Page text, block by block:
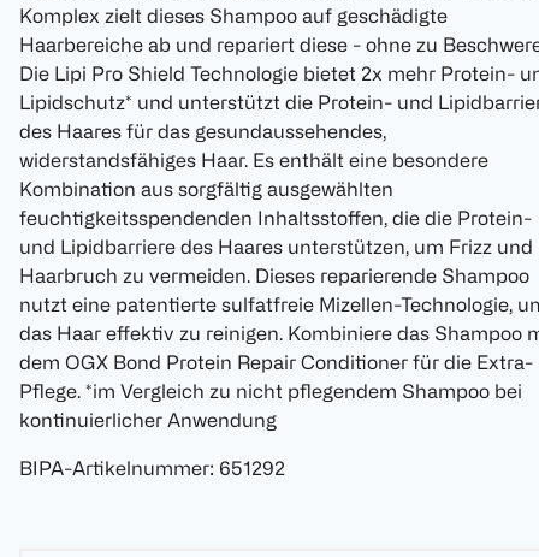
Komplex zielt dieses Shampoo auf geschädigte
Haarbereiche ab und repariert diese - ohne zu
Die Lipi Pro Shield Technologie bietet 2x mehr Protein-
Lipidschutz* und unterstützt die Protein- und
des Haares für das gesundaussehendes,
widerstandsfähiges Haar. Es enthält eine besondere
Kombination aus sorgfältig ausgewählten
feuchtigkeitsspendenden Inhaltsstoffen, die die Protein-
und Lipidbarriere des Haares unterstützen, um Frizz und
Haarbruch zu vermeiden. Dieses reparierende Shampoo
nutzt eine patentierte sulfatfreie Mizellen-Technologie,
das Haar effektiv zu reinigen. Kombiniere das Shampoo
dem OGX Bond Protein Repair Conditioner für die Extra-
Pflege. *im Vergleich zu nicht pflegendem Shampoo bei
kontinuierlicher Anwendung
BIPA-Artikelnummer: 651292